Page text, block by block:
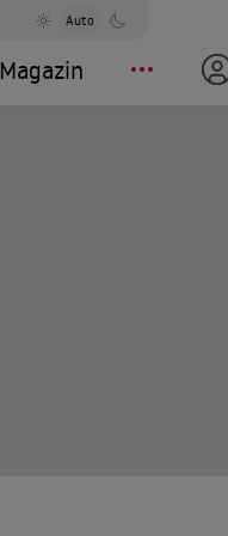
Auto
Magazin